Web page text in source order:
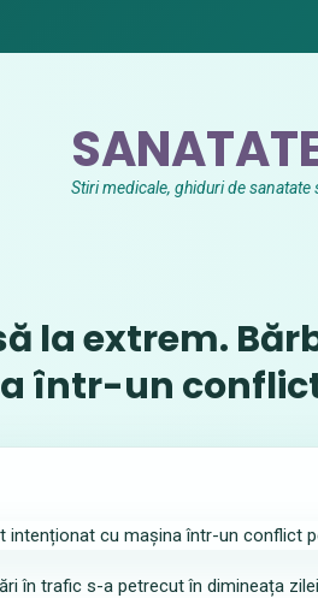
Stiri medicale, ghiduri de
la extrem.
într-un
în trafic s-a petrecut în dimineața